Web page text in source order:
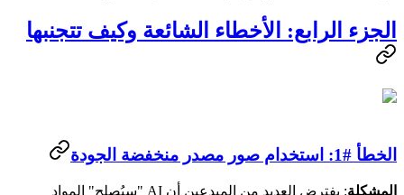
الجزء الرابع: الأخطاء الشائعة وكيف تتجنبها
الخطأ #1: استخدام صور مصدر منخفضة الجودة
المشكلة
: يفترض العديد من المبدعين أن AI "سيُصلح" المواد